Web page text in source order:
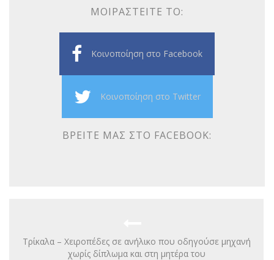
ΜΟΙΡΑΣΤΕΊΤΕ ΤΟ:
Κοινοποίηση στο Facebook
Κοινοποίηση στο Twitter
ΒΡΕΊΤΕ ΜΑΣ ΣΤΟ FACEBOOK:
Τρίκαλα – Χειροπέδες σε ανήλικο που οδηγούσε μηχανή
χωρίς δίπλωμα και στη μητέρα του